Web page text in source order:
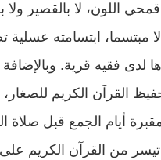
اللون، لا بالقصير ولا
مبتسما، ابتسامته عسلية
لدى فقيه قرية.
القرآن الكريم
أيام الجمع قبل
من القرآن الكريم